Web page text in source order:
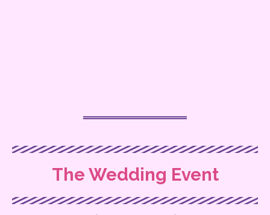
The Wedding Event